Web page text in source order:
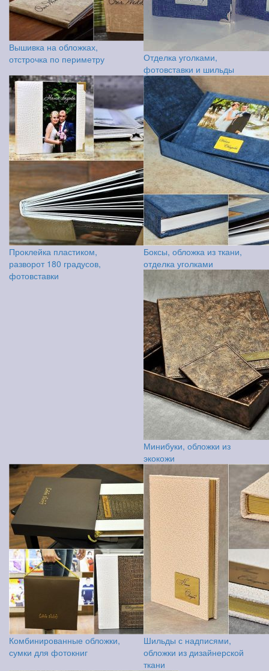
Вышивка на обложках,
отстрочка по периметру
Отделка уголками,
фотовставки и шильды
Проклейка пластиком,
разворот 180 градусов,
фотовставки
Боксы, обложка из ткани,
отделка уголками
Минибуки, обложки из
экокожи
Комбинированные обложки,
сумки для фотокниг
Шильды с надписями,
обложки из дизайнерской
ткани